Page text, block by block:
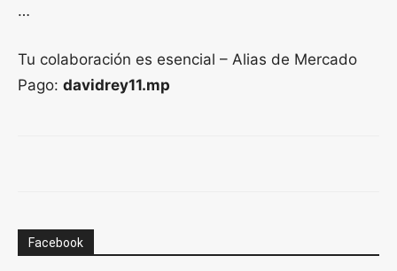
…
Tu colaboración es esencial – Alias de Mercado
Pago: davidrey11.mp
Facebook